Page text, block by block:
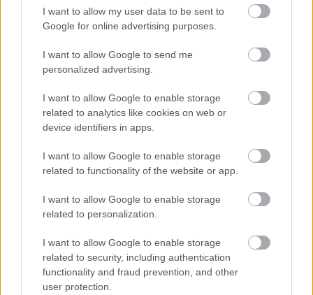
I want to allow my user data to be sent to
Google for online advertising purposes.
I want to allow Google to send me
personalized advertising.
I want to allow Google to enable storage
related to analytics like cookies on web or
device identifiers in apps.
I want to allow Google to enable storage
related to functionality of the website or app.
I want to allow Google to enable storage
related to personalization.
I want to allow Google to enable storage
related to security, including authentication
functionality and fraud prevention, and other
user protection.
– A Merénylet szórólapján az áll, hogy: revü...
gagyi. Meg vagyok győződve arról, hogy fontos és mély gondolatok is
tudnak populáris közegben működni. A Happy Endingnek és Az Őrült Nők
Ketrecének számomra ez egy jó és nagyon hasznos tapasztalata. Akár a
zenés műfajon belül is lehet szokatlan megoldásokat alkalmazni, és
kommunikálni valós társadalmi problémákról, ez ugyanolyan
– A szórólapon egy szobortorzó szerepel. Torzósága
fájdalmasan nyilvánvaló: hiányzik a nemi szerve is...